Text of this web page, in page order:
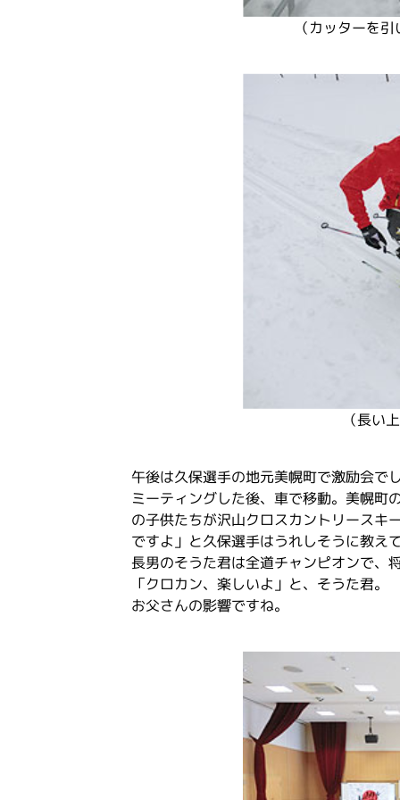
（カッターを
（長い
午後は久保選手の地元美幌町で激励会で
ミーティングした後、車で移動。美幌町
の子供たちが沢山クロスカントリースキ
ですよ」と久保選手はうれしそうに教え
長男のそうた君は全道チャンピオンで、
「クロカン、楽しいよ」と、そうた君。
お父さんの影響ですね。